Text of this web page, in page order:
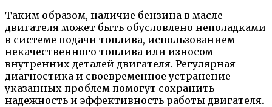
Таким образом, наличие бензина в масле
двигателя может быть обусловлено неполадками
в системе подачи топлива, использованием
некачественного топлива или износом
внутренних деталей двигателя. Регулярная
диагностика и своевременное устранение
указанных проблем помогут сохранить
надежность и эффективность работы двигателя.